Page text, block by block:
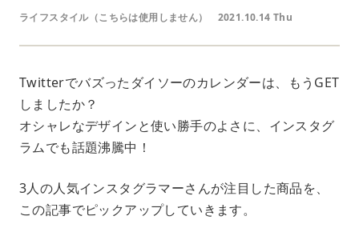
ライフスタイル（こちらは使用しません） 2021.10.14 Thu
Twitterでバズったダイソーのカレンダーは、もうGET
しましたか？
オシャレなデザインと使い勝手のよさに、インスタグ
ラムでも話題沸騰中！
3人の人気インスタグラマーさんが注目した商品を、
この記事でピックアップしていきます。